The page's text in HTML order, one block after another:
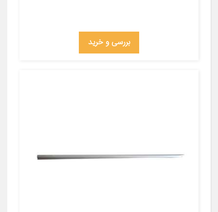
بررسی و خرید